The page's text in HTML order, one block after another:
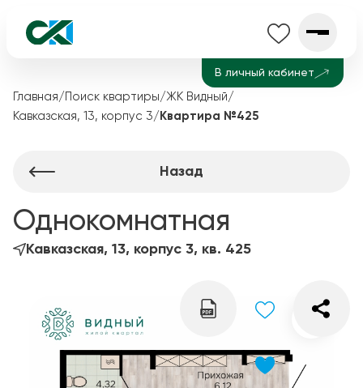
В личный кабинет
Главная/ Поиск квартиры/ЖК Видный/
Кавказская, 13, корпус 3/ Квартира №425
Назад
Однокомнатная
Кавказская, 13, корпус 3, кв. 425